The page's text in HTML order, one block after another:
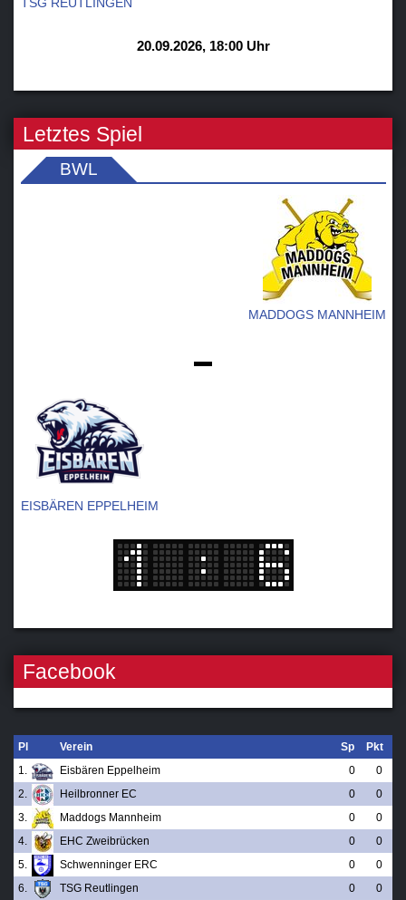
TSG REUTLINGEN
20.09.2026, 18:00 Uhr
Letztes Spiel
BWL
MADDOGS MANNHEIM
-
EISBÄREN EPPELHEIM
Facebook
Pl Verein Sp
Pkt
1.
Eisbären Eppelheim 0
0
2.
Heilbronner EC 0
0
3.
Maddogs Mannheim 0
0
4.
EHC Zweibrücken 0
0
5.
Schwenninger ERC 0
0
6.
TSG Reutlingen 0
0